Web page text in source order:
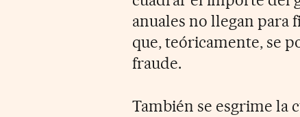
anuales no llegan para
que, teóricamente, se
fraude.
También se esgrime la